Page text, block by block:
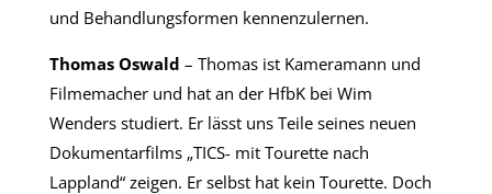
und Behandlungsformen kennenzulernen.
Thomas Oswald – Thomas ist Kameramann und
Filmemacher und hat an der HfbK bei Wim
Wenders studiert. Er lässt uns Teile seines neuen
Dokumentarfilms „TICS- mit Tourette nach
Lappland“ zeigen. Er selbst hat kein Tourette. Doch